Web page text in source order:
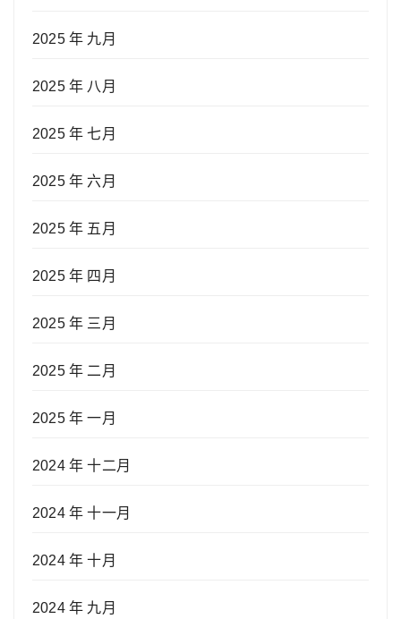
2025 年 九月
2025 年 八月
2025 年 七月
2025 年 六月
2025 年 五月
2025 年 四月
2025 年 三月
2025 年 二月
2025 年 一月
2024 年 十二月
2024 年 十一月
2024 年 十月
2024 年 九月